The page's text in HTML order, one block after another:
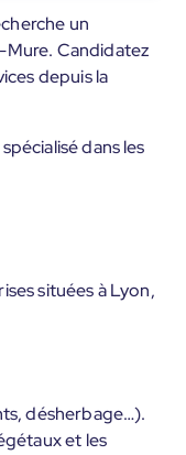
un
Candidatez
depuis la
dans les
situées à Lyon,
désherbage…).
et les